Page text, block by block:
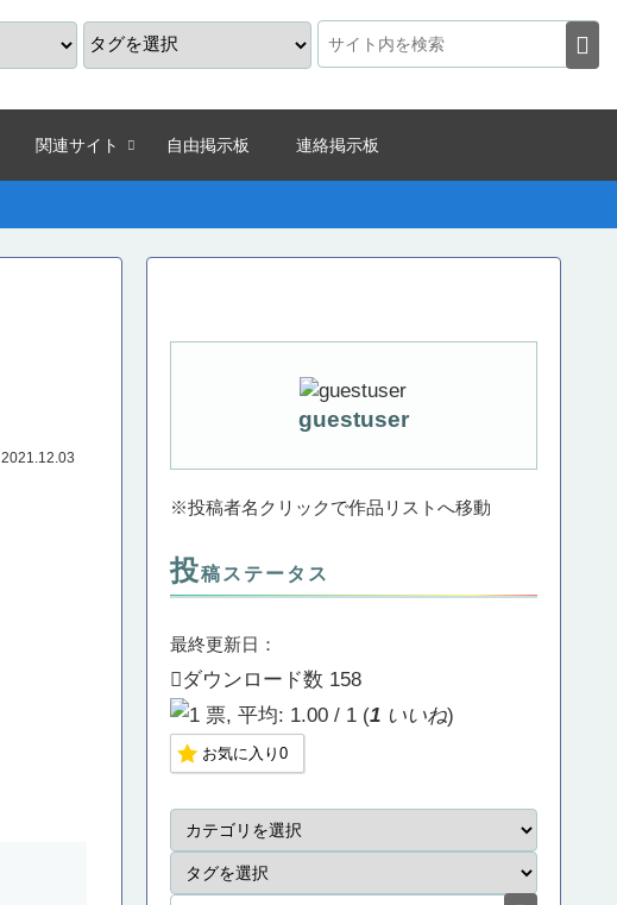
関連サイト 自由掲示板 連絡掲示板
2021.12.03
guestuser
※投稿者名クリックで作品リストへ移動
投稿ステータス
最終更新日：
ダウンロード数 158
(1いいね)
お気に入り0